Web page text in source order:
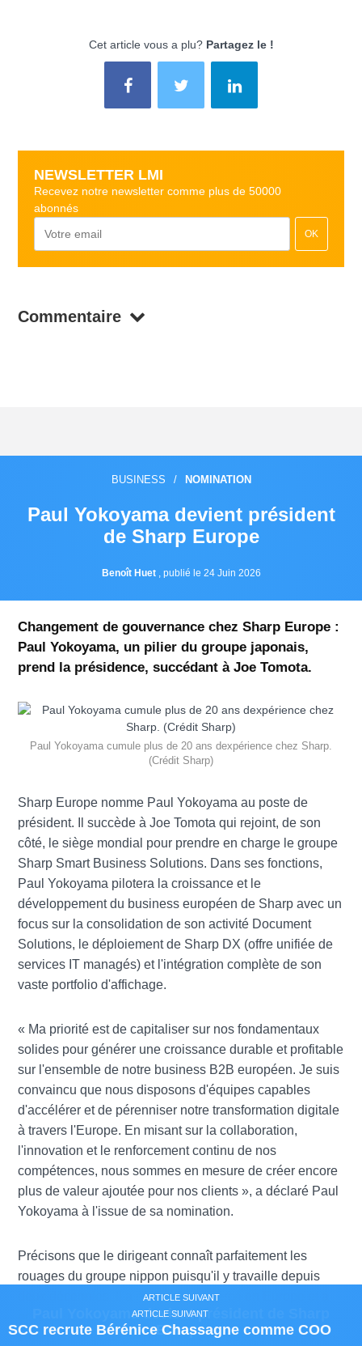
ARTICLE SUIVANT
Romain Passilly prend la direction de Visma
France
ARTICLE SUIVANT
Marc Royer confirmé à la tête de NetApp France
Cet article vous a plu? Partagez le !
NEWSLETTER LMI
Recevez notre newsletter comme plus de 50000
abonnés
OK
Commentaire
ARTICLE SUIVANT
Paul Yokoyama devient président de Sharp
Europe
BUSINESS / NOMINATION
Paul Yokoyama devient président
de Sharp Europe
Benoît Huet , publié le 24 Juin 2026
Changement de gouvernance chez Sharp Europe :
Paul Yokoyama, un pilier du groupe japonais,
prend la présidence, succédant à Joe Tomota.
Paul Yokoyama cumule plus de 20 ans dexpérience chez Sharp.
(Crédit Sharp)
Sharp Europe nomme Paul Yokoyama au poste de
président. Il succède à Joe Tomota qui rejoint, de son
côté, le siège mondial pour prendre en charge le groupe
Sharp Smart Business Solutions. Dans ses fonctions,
Paul Yokoyama pilotera la croissance et le
développement du business européen de Sharp avec un
focus sur la consolidation de son activité Document
Solutions, le déploiement de Sharp DX (offre unifiée de
services IT managés) et l'intégration complète de son
vaste portfolio d'affichage.
« Ma priorité est de capitaliser sur nos fondamentaux
solides pour générer une croissance durable et profitable
sur l'ensemble de notre business B2B européen. Je suis
convaincu que nous disposons d'équipes capables
d'accélérer et de pérenniser notre transformation digitale
à travers l'Europe. En misant sur la collaboration,
l'innovation et le renforcement continu de nos
compétences, nous sommes en mesure de créer encore
plus de valeur ajoutée pour nos clients », a déclaré Paul
Yokoyama à l'issue de sa nomination.
Précisons que le dirigeant connaît parfaitement les
rouages du groupe nippon puisqu'il y travaille depuis
deux décennies. Il a notamment exercé en Europe et a
occupé des postes de direction au Japon, où il a
supervisé la stratégie business et lego-to-market pour le
ARTICLE SUIVANT
SCC recrute Bérénice Chassagne comme COO